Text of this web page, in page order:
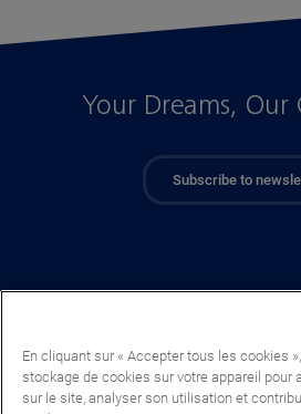
Your Dreams, Our
Subscribe to
En cliquant sur « Accepter tous les cookies
stockage de cookies sur votre appareil pour
sur le site, analyser son utilisation et